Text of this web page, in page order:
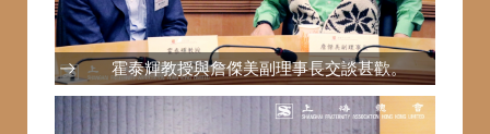
霍泰輝教授與詹傑美副理事長交談甚歡。